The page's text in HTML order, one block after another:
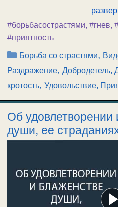
#борьбасострастями, #гнев,
#приятность
Рубрики
Борьба со страстями,
Раздражение, Добродетель,
кротость, Удовольствие,
Об удовлетворении
души, ее